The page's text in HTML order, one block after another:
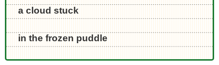
a cloud stuck
in the frozen puddle